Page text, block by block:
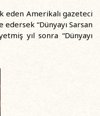
eden Amerikalı gazeteci
edersek “Dünyayı Sarsan
yıl sonra “Dünyayı